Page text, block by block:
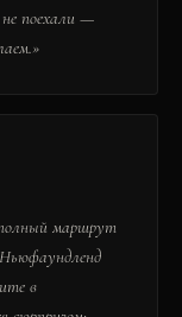
поехали —
»
маршрут
в